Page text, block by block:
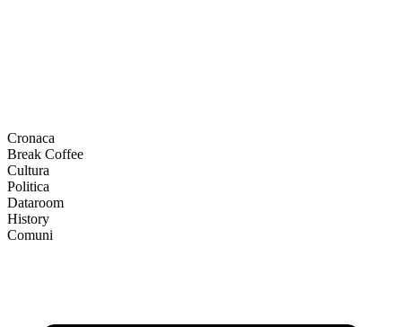
Cronaca
Break Coffee
Cultura
Politica
Dataroom
History
Comuni